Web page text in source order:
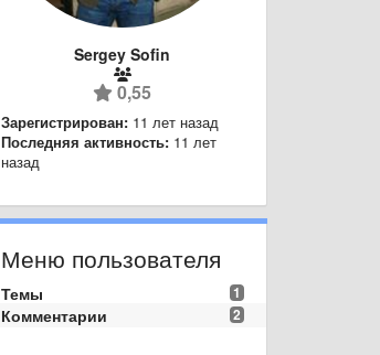
Sergey Sofin
0,55
Зарегистрирован: 11 лет назад
Последняя активность: 11 лет
назад
Меню пользователя
1
Темы
2
Комментарии